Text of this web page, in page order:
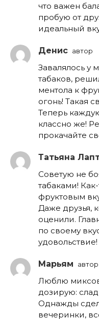
что важен
пробую от
идеальный
Денис автор
Завалялось у
табаков,
ментола к
огонь! Такая
Теперь
классно же!
прокачайте
Татьяна
Советую не
табаками!
фруктовым
Даже друзья,
оценили.
по своему
удовольствие!
Марьям автор
Люблю
дозирую:
Однажды
вечеринки,